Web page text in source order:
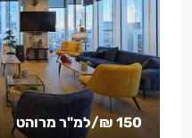
150 ₪ /למ"ר מרוהט